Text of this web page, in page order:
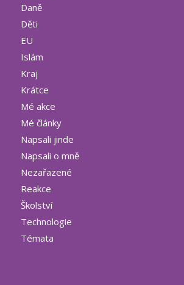
Daně
Děti
EU
Islám
Kraj
Krátce
Mé akce
Mé články
Napsali jinde
Napsali o mně
Nezařazené
Reakce
Školství
Technologie
Témata